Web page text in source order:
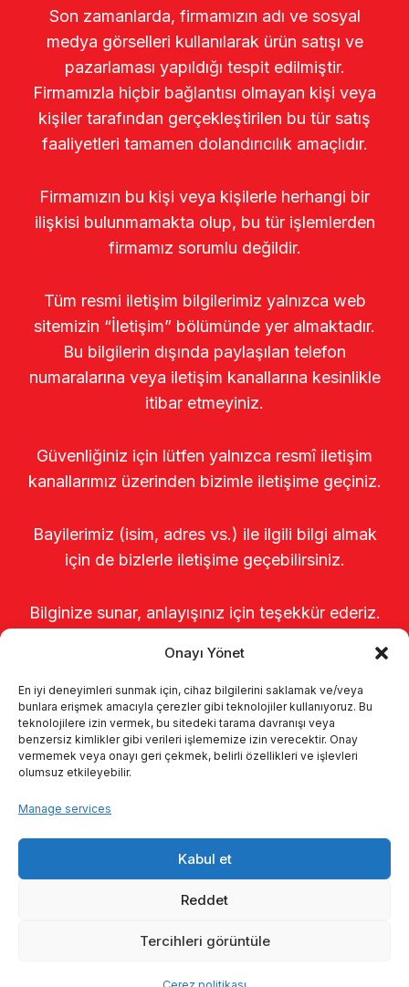
Onayı Yönet
En iyi deneyimleri sunmak için, cihaz bilgilerini saklamak ve/veya
bunlara erişmek amacıyla çerezler gibi teknolojiler kullanıyoruz. Bu
teknolojilere izin vermek, bu sitedeki tarama davranışı veya
benzersiz kimlikler gibi verileri işlememize izin verecektir. Onay
vermemek veya onayı geri çekmek, belirli özellikleri ve işlevleri
olumsuz etkileyebilir.
Manage services
Kabul et
Reddet
Tercihleri görüntüle
Son zamanlarda, firmamızın adı ve sosyal
medya görselleri kullanılarak ürün satışı ve
pazarlaması yapıldığı tespit edilmiştir.
Firmamızla hiçbir bağlantısı olmayan kişi veya
kişiler tarafından gerçekleştirilen bu tür satış
faaliyetleri tamamen dolandırıcılık amaçlıdır.
Firmamızın bu kişi veya kişilerle herhangi bir
ilişkisi bulunmamakta olup, bu tür işlemlerden
firmamız sorumlu değildir.
Tüm resmi iletişim bilgilerimiz yalnızca web
sitemizin “İletişim” bölümünde yer almaktadır.
Bu bilgilerin dışında paylaşılan telefon
numaralarına veya iletişim kanallarına kesinlikle
itibar etmeyiniz.
Güvenliğiniz için lütfen yalnızca resmî iletişim
kanallarımız üzerinden bizimle iletişime geçiniz.
Bayilerimiz (isim, adres vs.) ile ilgili bilgi almak
için de bizlerle iletişime geçebilirsiniz.
Bilginize sunar, anlayışınız için teşekkür ederiz.
Kalite politikamız
© 2026 Enka Tarım